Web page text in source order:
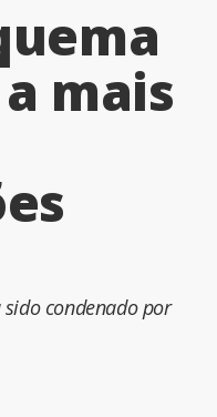
mais
condenado por